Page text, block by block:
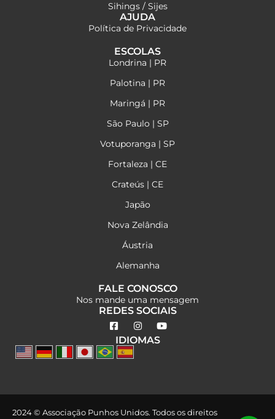
Sihings / Sijes
AJUDA
Política de Privacidade
ESCOLAS
Londrina | PR
Palotina | PR
Maringá | PR
São Paulo | SP
Votuporanga | SP
Fortaleza | CE
Crateús | CE
Japão
Nova Zelândia
Áustria
Alemanha
FALE CONOSCO
Nos mande uma mensagem
REDES SOCIAIS
IDIOMAS
2024 © Associação Punhos Unidos. Todos os direitos